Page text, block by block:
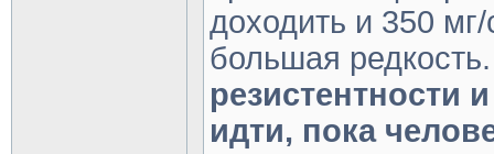
доходить и 350
большая
резистентности
идти, пока